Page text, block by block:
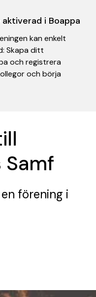
i Boappa
kan enkelt
Skapa ditt
och registrera
och börja
Samf
förening i